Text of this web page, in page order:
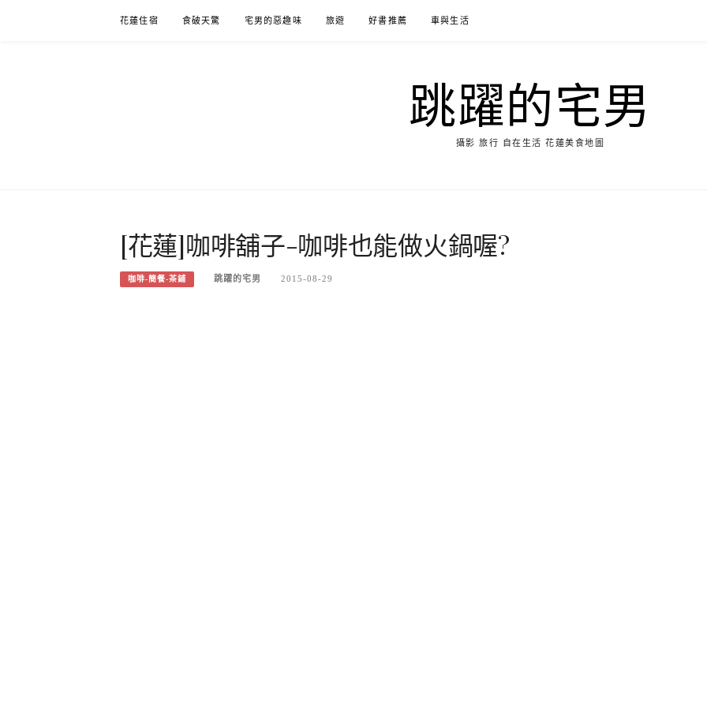
花蓮住宿 食破天驚 宅男的惡趣味 旅遊 好書推薦 車與生活
跳躍的宅男
攝影 旅行 自在生活 花蓮美食地圖
[花蓮]咖啡舖子-咖啡也能做火鍋喔?
咖啡-簡餐-茶鋪 跳躍的宅男 2015-08-29